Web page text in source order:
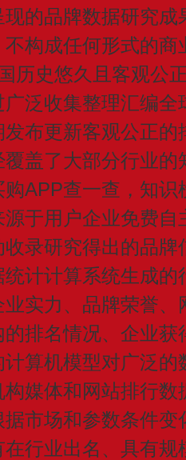
的品牌数据研究
构成任何形式的商
历史悠久且客观公
泛收集整理汇编
布更新客观公正
盖了大部分行业
APP查一查，知
于用户企业免费
录研究得出的品
计计算系统生成
实力、品牌荣誉
排名情况、企业
算机模型对广泛
媒体和网站排行
市场和参数条件
行业出名、具有